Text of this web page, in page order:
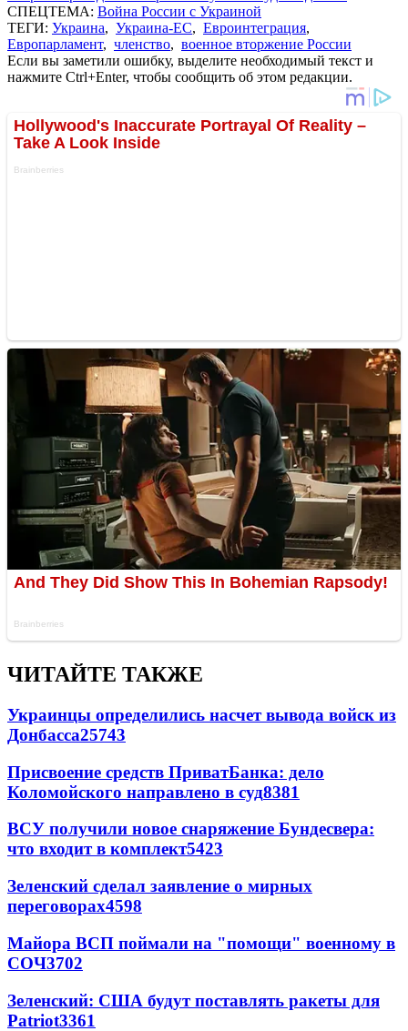
СПЕЦТЕМА: Война России с Украиной
ТЕГИ: Украина, Украина-ЕС, Евроинтеграция,
Европарламент, членство, военное вторжение России
Если вы заметили ошибку, выделите необходимый текст и
нажмите Ctrl+Enter, чтобы сообщить об этом редакции.
ЧИТАЙТЕ ТАКЖЕ
Украинцы определились насчет вывода войск из
Донбасса25743
Присвоение средств ПриватБанка: дело
Коломойского направлено в суд8381
ВСУ получили новое снаряжение Бундесвера:
что входит в комплект5423
Зеленский сделал заявление о мирных
переговорах4598
Майора ВСП поймали на "помощи" военному в
СОЧ3702
Зеленский: США будут поставлять ракеты для
Patriot3361